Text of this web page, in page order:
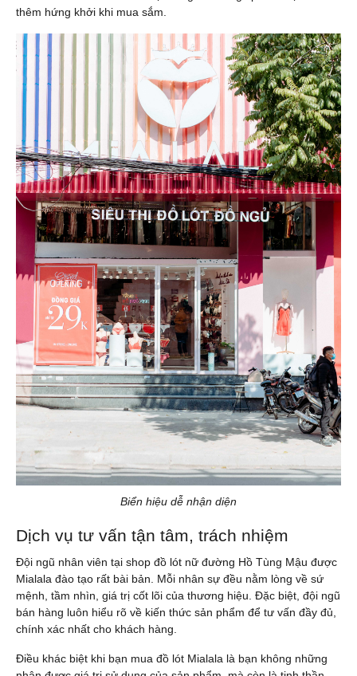
thêm hứng khởi khi mua sắm.
Biển hiệu dễ nhận diện
Dịch vụ tư vấn tận tâm, trách nhiệm
Đội ngũ nhân viên tại shop đồ lót nữ đường Hồ Tùng Mậu được
Mialala đào tạo rất bài bản. Mỗi nhân sự đều nằm lòng về sứ
mệnh, tầm nhìn, giá trị cốt lõi của thương hiệu. Đặc biệt, đội ngũ
bán hàng luôn hiểu rõ về kiến thức sản phẩm để tư vấn đầy đủ,
chính xác nhất cho khách hàng.
Điều khác biệt khi bạn mua đồ lót Mialala là bạn không những